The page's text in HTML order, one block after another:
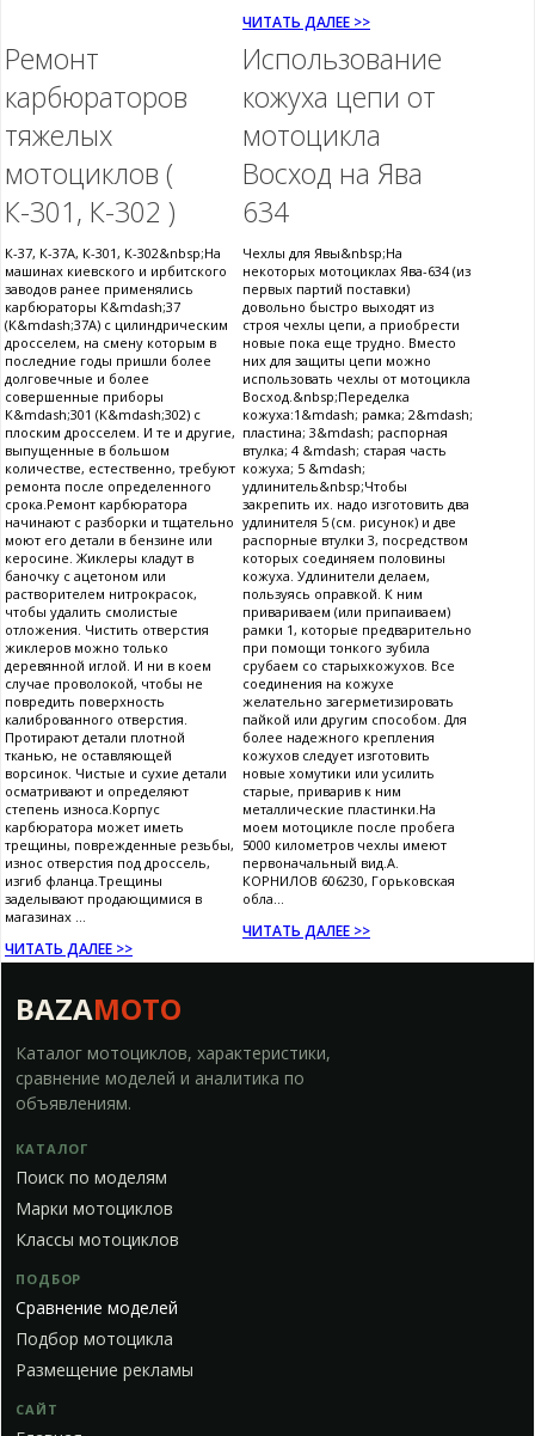
ЧИТАТЬ ДАЛЕЕ >>
Ремонт
карбюраторов
тяжелых
мотоциклов (
К-301, К-302 )
К-37, К-37А, К-301, К-302&nbsp;На
машинах киевского и ирбитского
заводов ранее применялись
карбюраторы К&mdash;37
(К&mdash;37А) с цилиндрическим
дросселем, на смену которым в
последние годы пришли более
долговечные и более
совершенные приборы
К&mdash;301 (К&mdash;302) с
плоским дросселем. И те и другие,
выпущенные в большом
количестве, естественно, требуют
ремонта после определенного
срока.Ремонт карбюратора
начинают с разборки и тщательно
моют его детали в бензине или
керосине. Жиклеры кладут в
баночку с ацетоном или
растворителем нитрокрасок,
чтобы удалить смолистые
отложения. Чистить отверстия
жиклеров можно только
деревянной иглой. И ни в коем
случае проволокой, чтобы не
повредить поверхность
калиброванного отверстия.
Протирают детали плотной
тканью, не оставляющей
ворсинок. Чистые и сухие детали
осматривают и определяют
степень износа.Корпус
карбюратора может иметь
трещины, поврежденные резьбы,
износ отверстия под дроссель,
изгиб фланца.Трещины
заделывают продающимися в
магазинах ...
ЧИТАТЬ ДАЛЕЕ >>
Использование
кожуха цепи от
мотоцикла
Восход на Ява
634
Чехлы для Явы&nbsp;На
некоторых мотоциклах Ява-634 (из
первых партий поставки)
довольно быстро выходят из
строя чехлы цепи, а приобрести
новые пока еще трудно. Вместо
них для защиты цепи можно
использовать чехлы от мотоцикла
Восход.&nbsp;Переделка
кожуха:1&mdash; рамка; 2&mdash;
пластина; 3&mdash; распорная
втулка; 4 &mdash; старая часть
кожуха; 5 &mdash;
удлинитель&nbsp;Чтобы
закрепить их. надо изготовить два
удлинителя 5 (см. рисунок) и две
распорные втулки 3, посредством
которых соединяем половины
кожуха. Удлинители делаем,
пользуясь оправкой. К ним
привариваем (или припаиваем)
рамки 1, которые предварительно
при помощи тонкого зубила
срубаем со старыхкожухов. Все
соединения на кожухе
желательно загерметизировать
пайкой или другим способом. Для
более надежного крепления
кожухов следует изготовить
новые хомутики или усилить
старые, приварив к ним
металлические пластинки.На
моем мотоцикле после пробега
5000 километров чехлы имеют
первоначальный вид.А.
КОРНИЛОВ 606230, Горьковская
обла...
ЧИТАТЬ ДАЛЕЕ >>
BAZAMOTO
Каталог мотоциклов, характеристики,
сравнение моделей и аналитика по
объявлениям.
КАТАЛОГ
Поиск по моделям
Марки мотоциклов
Классы мотоциклов
ПОДБОР
Сравнение моделей
Подбор мотоцикла
Размещение рекламы
САЙТ